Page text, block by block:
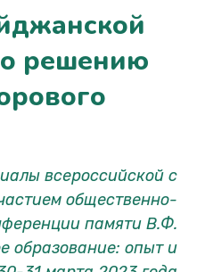
решению
всероссийской с
общественно-
памяти В.Ф.
образование: опыт и